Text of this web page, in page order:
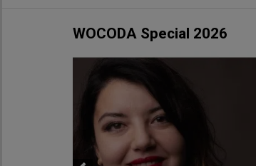
WOCODA Special 2026